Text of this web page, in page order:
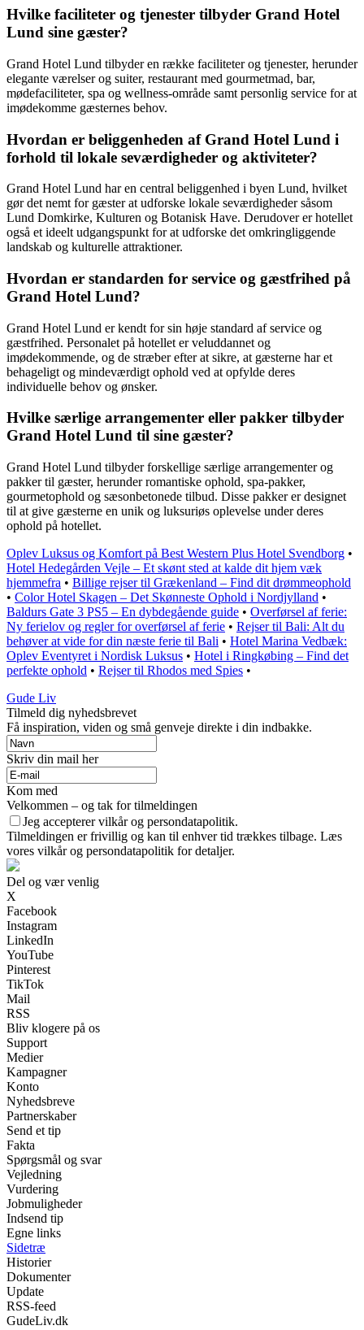
Hvilke faciliteter og tjenester tilbyder Grand Hotel
Lund sine gæster?
Grand Hotel Lund tilbyder en række faciliteter og tjenester, herunder
elegante værelser og suiter, restaurant med gourmetmad, bar,
mødefaciliteter, spa og wellness-område samt personlig service for at
imødekomme gæsternes behov.
Hvordan er beliggenheden af Grand Hotel Lund i
forhold til lokale seværdigheder og aktiviteter?
Grand Hotel Lund har en central beliggenhed i byen Lund, hvilket
gør det nemt for gæster at udforske lokale seværdigheder såsom
Lund Domkirke, Kulturen og Botanisk Have. Derudover er hotellet
også et ideelt udgangspunkt for at udforske det omkringliggende
landskab og kulturelle attraktioner.
Hvordan er standarden for service og gæstfrihed på
Grand Hotel Lund?
Grand Hotel Lund er kendt for sin høje standard af service og
gæstfrihed. Personalet på hotellet er veluddannet og
imødekommende, og de stræber efter at sikre, at gæsterne har et
behageligt og mindeværdigt ophold ved at opfylde deres
individuelle behov og ønsker.
Hvilke særlige arrangementer eller pakker tilbyder
Grand Hotel Lund til sine gæster?
Grand Hotel Lund tilbyder forskellige særlige arrangementer og
pakker til gæster, herunder romantiske ophold, spa-pakker,
gourmetophold og sæsonbetonede tilbud. Disse pakker er designet
til at give gæsterne en unik og luksuriøs oplevelse under deres
ophold på hotellet.
Oplev Luksus og Komfort på Best Western Plus Hotel Svendborg •
Hotel Hedegården Vejle – Et skønt sted at kalde dit hjem væk
hjemmefra • Billige rejser til Grækenland – Find dit drømmeophold
• Color Hotel Skagen – Det Skønneste Ophold i Nordjylland •
Baldurs Gate 3 PS5 – En dybdegående guide • Overførsel af ferie:
Ny ferielov og regler for overførsel af ferie • Rejser til Bali: Alt du
behøver at vide for din næste ferie til Bali • Hotel Marina Vedbæk:
Oplev Eventyret i Nordisk Luksus • Hotel i Ringkøbing – Find det
perfekte ophold • Rejser til Rhodos med Spies •
Gude Liv
Tilmeld dig nyhedsbrevet
Få inspiration, viden og små genveje direkte i din indbakke.
Skriv din mail her
Kom med
Velkommen – og tak for tilmeldingen
Jeg accepterer vilkår og persondatapolitik.
Tilmeldingen er frivillig og kan til enhver tid trækkes tilbage. Læs
vores vilkår og persondatapolitik for detaljer.
Del og vær venlig
X
Facebook
Instagram
LinkedIn
YouTube
Pinterest
TikTok
Mail
RSS
Bliv klogere på os
Support
Medier
Kampagner
Konto
Nyhedsbreve
Partnerskaber
Send et tip
Fakta
Spørgsmål og svar
Vejledning
Vurdering
Jobmuligheder
Indsend tip
Egne links
Sidetræ
Historier
Dokumenter
Update
RSS-feed
GudeLiv.dk